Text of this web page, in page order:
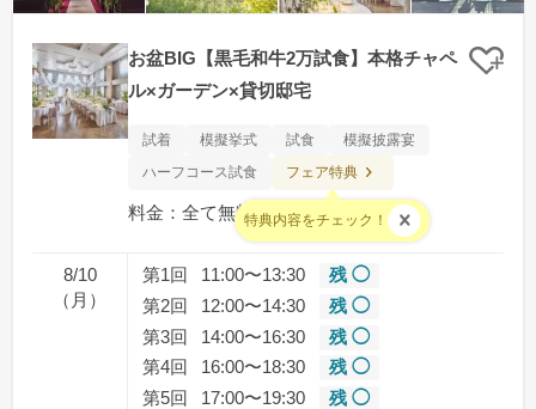
お盆BIG【黒毛和牛2万試食】本格チャペ
ル×ガーデン×貸切邸宅
クリ
試着 模擬挙式 試食
模擬披露宴
ハーフコース試食
フェア特典
特典内容をチェック！
料金：全て無料となります
8/10
（月）
第1回 11:00〜13:30
残 ◯
第2回
12:00〜14:30
残 ◯
第3回
14:00〜16:30
残 ◯
第4回
16:00〜18:30
残 ◯
第5回
17:00〜19:30 残 ◯